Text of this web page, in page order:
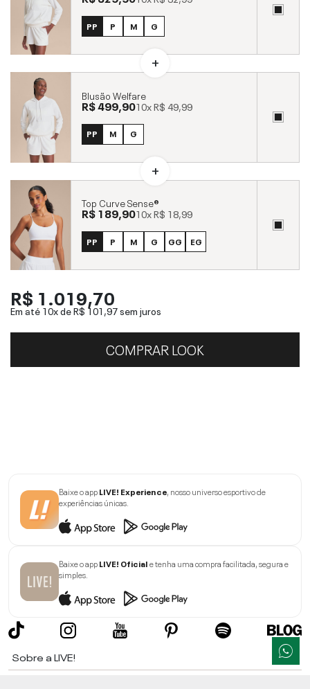
PP P M G
Blusão Welfare
R$ 499,9010xR$ 49,99
PP M G
Top Curve Sense®
R$ 189,9010xR$ 18,99
PP P M G GG EG
R$ 1.019,70
Em até 10x deR$ 101,97sem juros
COMPRAR LOOK
Baixe o appLIVE! Experience, nosso universo esportivo de
experiências únicas.
Baixe o appLIVE! Oficiale tenha uma compra facilitada, segura e
simples.
Sobre a LIVE!